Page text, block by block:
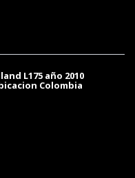
L175 año 2010
Colombia